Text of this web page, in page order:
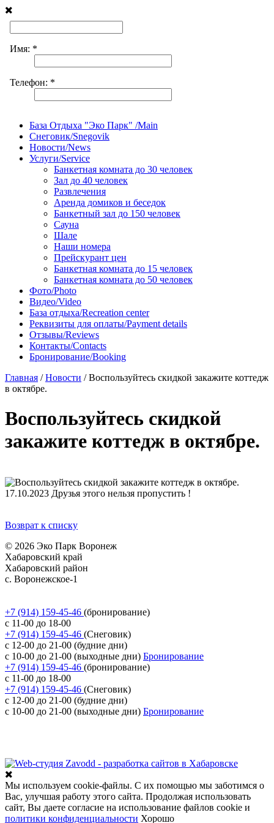
База Отдыха "Эко Парк" /Main
Снеговик/Snegovik
Новости/News
Услуги/Service
Банкетная комната до 30 человек
Зал до 40 человек
Развлечения
Аренда домиков и беседок
Банкетный зал до 150 человек
Сауна
Шале
Наши номера
Прейскурант цен
Банкетная комната до 15 человек
Банкетная комната до 50 человек
Фото/Photo
Видео/Video
База отдыха/Recreation center
Реквизиты для оплаты/Payment details
Отзывы/Reviews
Контакты/Contacts
Бронирование/Booking
Главная /Новости /Воспользуйтесь скидкой закажите коттедж
в октябре.
Воспользуйтесь скидкой
закажите коттедж в октябре.
17.10.2023 Друзья этого нельзя пропустить !
Возврат к списку
© 2026 Эко Парк Воронеж
Хабаровский край
Хабаровский район
с. Воронежское-1
+7 (914) 159-45-46 (бронирование)
с 11-00 до 18-00
+7 (914) 159-45-46 (Снеговик)
с 12-00 до 21-00 (будние дни)
с 10-00 до 21-00 (выходные дни) Бронирование
+7 (914) 159-45-46 (бронирование)
с 11-00 до 18-00
+7 (914) 159-45-46 (Снеговик)
с 12-00 до 21-00 (будние дни)
с 10-00 до 21-00 (выходные дни) Бронирование
Мы используем cookie-файлы. С их помощью мы заботимся о
Вас, улучшая работу этого сайта. Продолжая использовать
сайт, Вы даете согласие на использование файлов cookie и
политики конфиденциальности Хорошо